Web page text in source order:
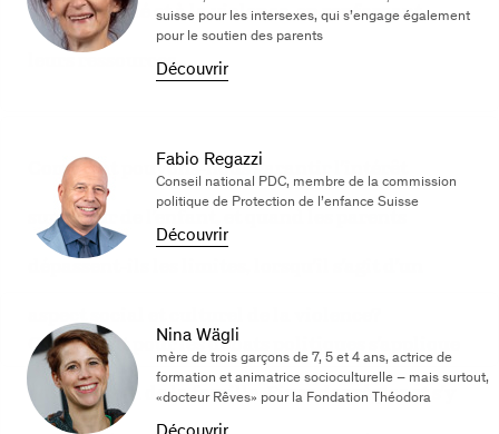
à l’agressivité et à la violence, en renforçant
leurs ressources.
Comment pouvons-nous garantir l’intérêt
supérieur de l’enfant, et quand les parents
dépassent-ils les limites, lorsqu’il s’agit d’un
suisse pour les intersexes, qui s’engage également
pour le soutien des parents
Découvrir
Ce qui vaut pour les débats politiques s’applique
aussi au sein de la famille. Fixer des règles et s’y
Fabio Regazzi
Conseil national PDC, membre de la commission
politique de Protection de l’enfance Suisse
Découvrir
Nina Wägli
mère de trois garçons de 7, 5 et 4 ans, actrice de
formation et animatrice socioculturelle – mais surtout,
«docteur Rêves» pour la Fondation Théodora